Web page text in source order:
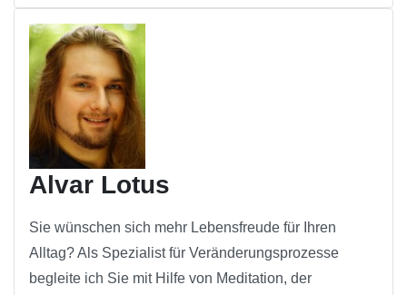
Alvar Lotus
Sie wünschen sich mehr Lebensfreude für Ihren
Alltag? Als Spezialist für Veränderungsprozesse
begleite ich Sie mit Hilfe von Meditation, der